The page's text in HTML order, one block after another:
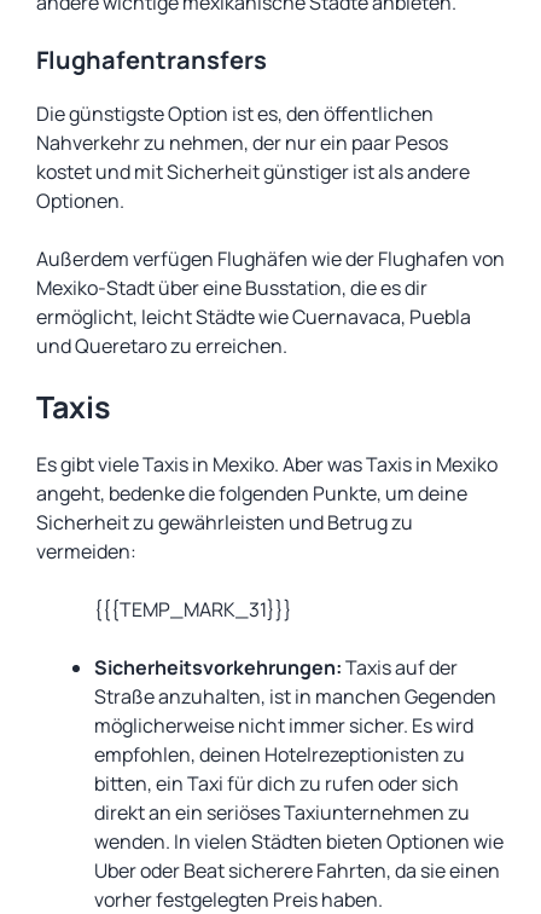
Flughafentransfers
Die günstigste Option ist es, den öffentlichen
Nahverkehr zu nehmen, der nur ein paar Pesos
kostet und mit Sicherheit günstiger ist als andere
Optionen.
Außerdem verfügen Flughäfen wie der Flughafen von
Mexiko-Stadt über eine Busstation, die es dir
ermöglicht, leicht Städte wie Cuernavaca, Puebla
und Queretaro zu erreichen.
Taxis
Es gibt viele Taxis in Mexiko. Aber was Taxis in Mexiko
angeht, bedenke die folgenden Punkte, um deine
Sicherheit zu gewährleisten und Betrug zu
vermeiden:
{{{TEMP_MARK_31}}}
Sicherheitsvorkehrungen:Taxis auf der
Straße anzuhalten, ist in manchen Gegenden
möglicherweise nicht immer sicher. Es wird
empfohlen, deinen Hotelrezeptionisten zu
bitten, ein Taxi für dich zu rufen oder sich
direkt an ein seriöses Taxiunternehmen zu
wenden. In vielen Städten bieten Optionen wie
Uber oder Beat sicherere Fahrten, da sie einen
vorher festgelegten Preis haben.